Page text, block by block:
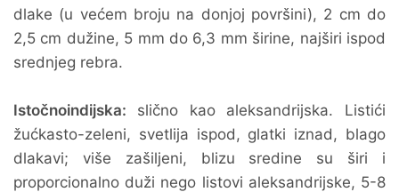
dlake (u većem broju na donjoj površini), 2 cm do
2,5 cm dužine, 5 mm do 6,3 mm širine, najširi ispod
srednjeg rebra.
Istočnoindijska: slično kao aleksandrijska. Listići
žućkasto-zeleni, svetlija ispod, glatki iznad, blago
dlakavi; više zašiljeni, blizu sredine su širi i
proporcionalno duži nego listovi aleksandrijske, 5-8